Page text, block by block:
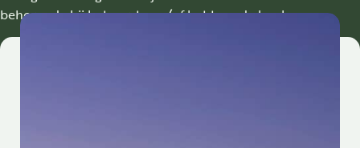
behorende bij het eerste en/of het tweede boek.